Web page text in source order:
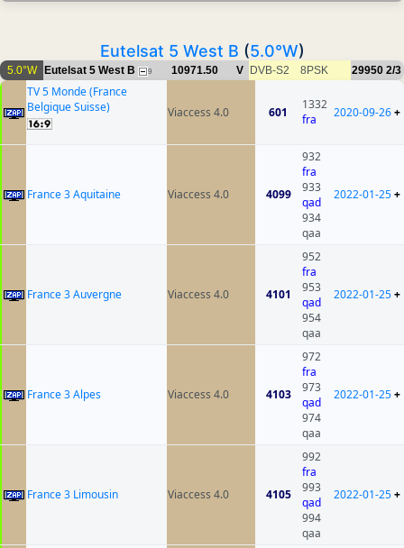
Eutelsat 5 West B (5.0°W)
5.0°W Eutelsat 5 West B 9 10971.50 V DVB-S2 8PSK 29950 2/3
TV 5 Monde (France
Belgique Suisse)
Viaccess 4.0 601
1332
fra
2020-09-26+
France 3 Aquitaine Viaccess 4.0 4099
932
fra
933
qad
934
qaa
2022-01-25+
France 3 Auvergne Viaccess 4.0 4101
952
fra
953
qad
954
qaa
2022-01-25+
France 3 Alpes Viaccess 4.0 4103
972
fra
973
qad
974
qaa
2022-01-25+
France 3 Limousin Viaccess 4.0 4105
992
fra
993
qad
994
qaa
2022-01-25+